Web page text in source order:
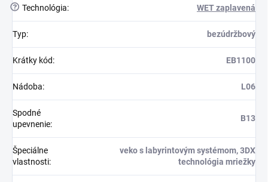
? Technológia: WET zaplavená
Typ: bezúdržbový
Krátky kód: EB1100
Nádoba: L06
Spodné
upevnenie:
B13
Špeciálne
vlastnosti:
veko s labyrintovým systémom, 3DX
technológia mriežky